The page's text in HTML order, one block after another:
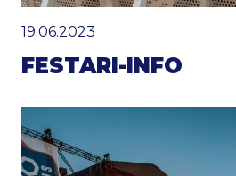
19.06.2023
FESTARI-INFO